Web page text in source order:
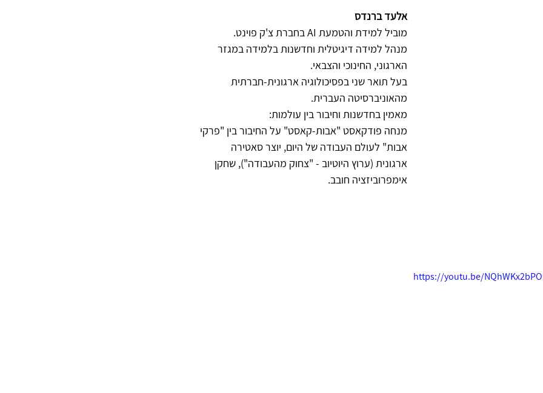
אלעד ברנדס
מוביל למידת והטמעת AI בחברת צ'ק פוינט.
מנהל למידה דיגיטלית וחדשנות בלמידה במגזר
הארגוני, החינוכי והצבאי.
בעל תואר שני בפסיכולוגיה ארגונית-חברתית
מהאוניברסיטה העברית.
מאמין בחדשנות וחיבור בין עולמות:
מנחה פודקאסט "אבות-קאסט" על החיבור בין "פרקי
אבות" לעולם העבודה של היום, יוצר סאטירה
ארגונית (ערוץ היוטיוב - "צחוק מהעבודה"), שחקן
אימפרוביזציה חובב.
https://youtu.be/